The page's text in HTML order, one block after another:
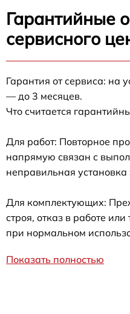
Гарантийные
сервисного
Гарантия от сервиса: на
— до 3 месяцев.
Что считается
Для работ: Повторное
напрямую связан с
неправильная установка
Для комплектующих:
строя, отказ в работе
при нормальном
Показать полностью